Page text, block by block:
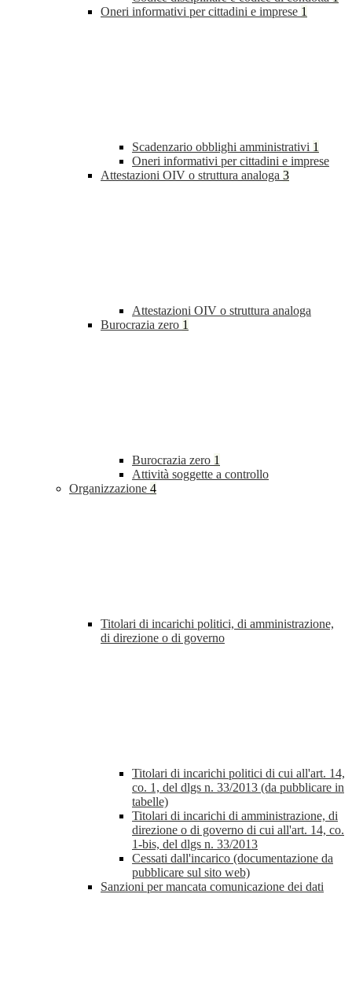
Oneri informativi per cittadini e imprese 1
Scadenzario obblighi amministrativi 1
Oneri informativi per cittadini e imprese
Attestazioni OIV o struttura analoga 3
Attestazioni OIV o struttura analoga
Burocrazia zero 1
Burocrazia zero 1
Attività soggette a controllo
Organizzazione 4
Titolari di incarichi politici, di amministrazione,
di direzione o di governo
Titolari di incarichi politici di cui all'art. 14,
co. 1, del dlgs n. 33/2013 (da pubblicare in
tabelle)
Titolari di incarichi di amministrazione, di
direzione o di governo di cui all'art. 14, co.
1-bis, del dlgs n. 33/2013
Cessati dall'incarico (documentazione da
pubblicare sul sito web)
Sanzioni per mancata comunicazione dei dati